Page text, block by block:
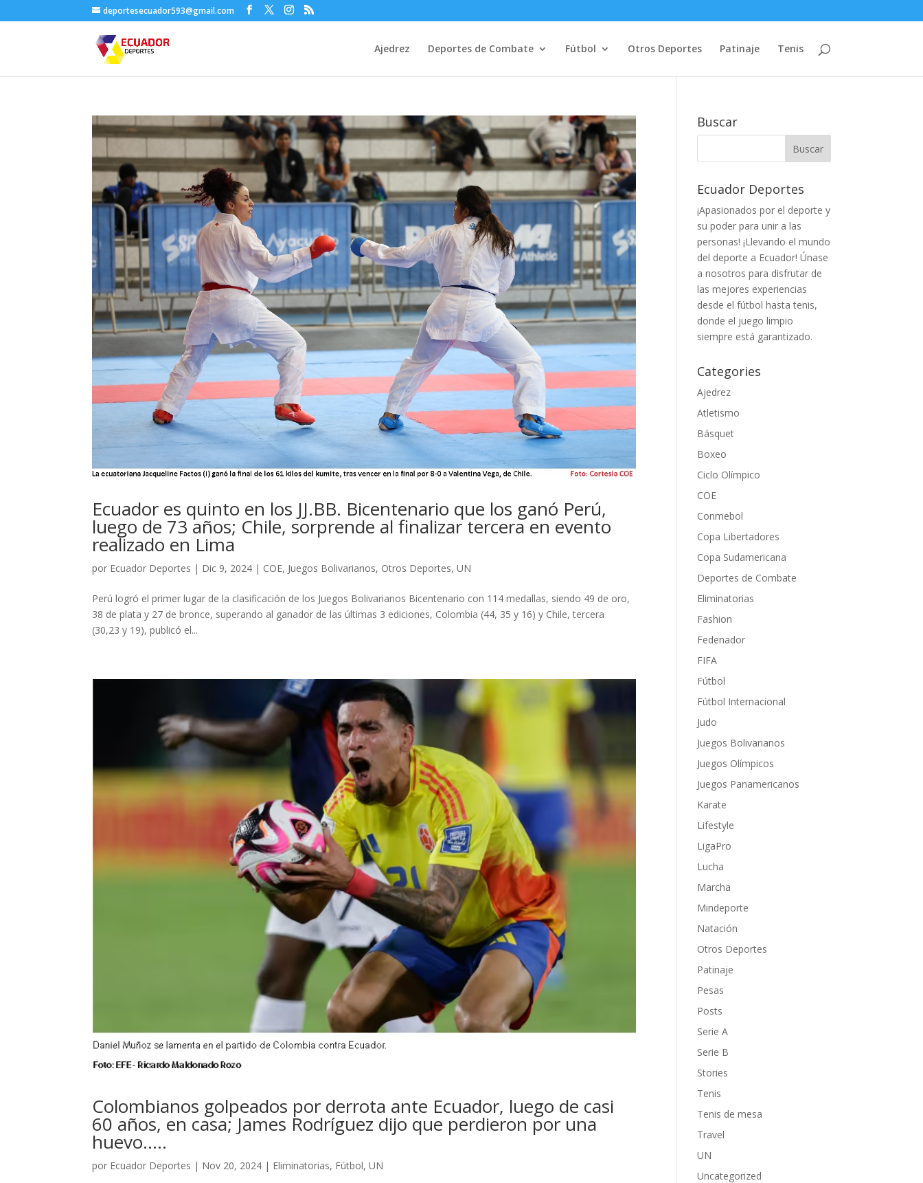
deportesecuador593@gmail.com
Ajedrez Deportes de Combate Fútbol Otros Deportes Patinaje Tenis
Ecuador es quinto en los JJ.BB. Bicentenario que los ganó Perú,
luego de 73 años; Chile, sorprende al finalizar tercera en evento
realizado en Lima
por Ecuador Deportes | Dic 9, 2024 | COE, Juegos Bolivarianos, Otros Deportes,UN
Perú logró el primer lugar de la clasificación de los Juegos Bolivarianos Bicentenario con 114 medallas, siendo 49 de oro,
38 de plata y 27 de bronce, superando al ganador de las últimas 3 ediciones, Colombia (44, 35 y 16) y Chile, tercera
(30,23 y 19), publicó el...
Colombianos golpeados por derrota ante Ecuador, luego de casi
60 años, en casa; James Rodríguez dijo que perdieron por una
huevo…..
por Ecuador Deportes | Nov 20, 2024 | Eliminatorias, Fútbol,UN
Buscar
Ecuador Deportes
¡Apasionados por el deporte y
su poder para unir a las
personas! ¡Llevando el mundo
del deporte a Ecuador! Únase
a nosotros para disfrutar de
las mejores experiencias
desde el fútbol hasta tenis,
donde el juego limpio
siempre está garantizado.
Categories
Ajedrez
Atletismo
Básquet
Boxeo
Ciclo Olímpico
COE
Conmebol
Copa Libertadores
Copa Sudamericana
Deportes de Combate
Eliminatorias
Fashion
Fedenador
FIFA
Fútbol
Fútbol Internacional
Judo
Juegos Bolivarianos
Juegos Olímpicos
Juegos Panamericanos
Karate
Lifestyle
LigaPro
Lucha
Marcha
Mindeporte
Natación
Otros Deportes
Patinaje
Pesas
Posts
Serie A
Serie B
Stories
Tenis
Tenis de mesa
Travel
UN
Uncategorized